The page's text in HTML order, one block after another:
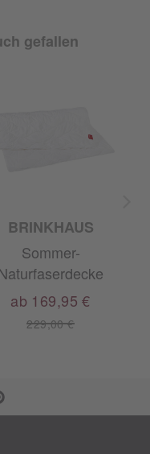
gefallen
BRINKHAUS
Sommer-
229,00 €
ab 169,95 €